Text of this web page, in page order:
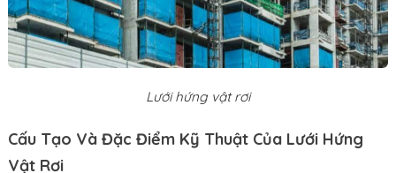
Lưới hứng vật rơi
Cấu Tạo Và Đặc Điểm Kỹ Thuật Của Lưới Hứng
Vật Rơi